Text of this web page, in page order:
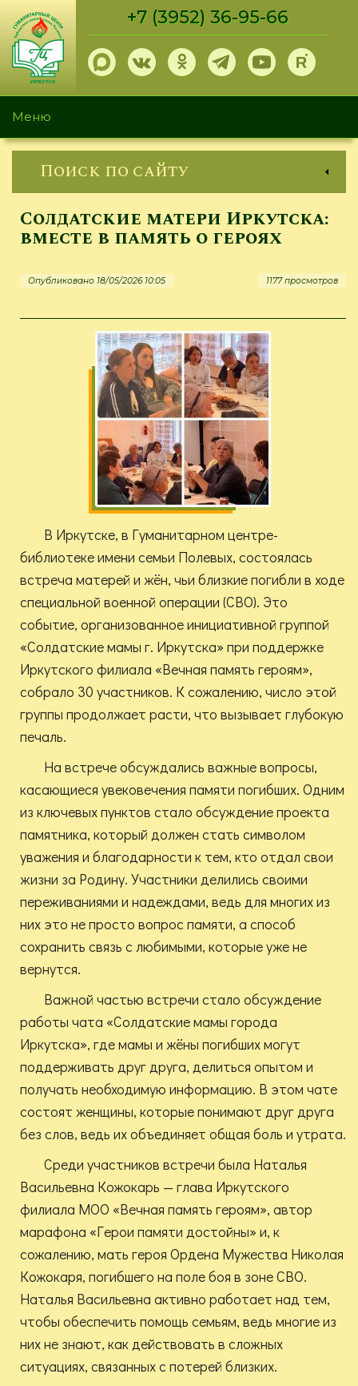
Перейти
основному
содержанию
+7 (3952) 36-95-66
Меню
Поиск по сайту
Солдатские матери Иркутска:
вместе в память о героях
Опубликовано 18/05/2026 10:05 1177 просмотров
В Иркутске, в Гуманитарном центре-
библиотеке имени семьи Полевых, состоялась
встреча матерей и жён, чьи близкие погибли в ходе
специальной военной операции (СВО). Это
событие, организованное инициативной группой
«Солдатские мамы г. Иркутска» при поддержке
Иркутского филиала «Вечная память героям»,
собрало 30 участников. К сожалению, число этой
группы продолжает расти, что вызывает глубокую
печаль.
На встрече обсуждались важные вопросы,
касающиеся увековечения памяти погибших. Одним
из ключевых пунктов стало обсуждение проекта
памятника, который должен стать символом
уважения и благодарности к тем, кто отдал свои
жизни за Родину. Участники делились своими
переживаниями и надеждами, ведь для многих из
них это не просто вопрос памяти, а способ
сохранить связь с любимыми, которые уже не
вернутся.
Важной частью встречи стало обсуждение
работы чата «Солдатские мамы города
Иркутска», где мамы и жёны погибших могут
поддерживать друг друга, делиться опытом и
получать необходимую информацию. В этом чате
состоят женщины, которые понимают друг друга
без слов, ведь их объединяет общая боль и утрата.
Среди участников встречи была Наталья
Васильевна Кожокарь — глава Иркутского
филиала МОО «Вечная память героям», автор
марафона «Герои памяти достойны» и, к
сожалению, мать героя Ордена Мужества Николая
Кожокаря, погибшего на поле боя в зоне СВО.
Наталья Васильевна активно работает над тем,
чтобы обеспечить помощь семьям, ведь многие из
них не знают, как действовать в сложных
ситуациях, связанных с потерей близких.